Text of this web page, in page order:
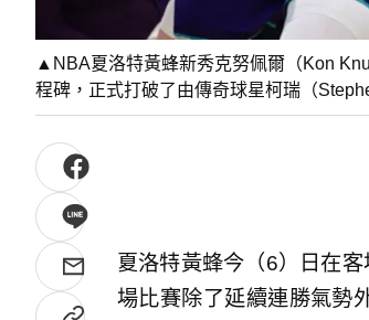
▲NBA夏洛特黃蜂新秀克努佩爾（Kon
程碑，正式打破了由傳奇球星柯瑞（
夏洛特黃蜂今（6）日在客
場比賽除了延續連勝氣勢